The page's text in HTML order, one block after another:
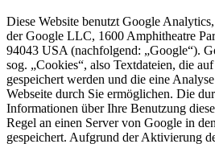
Diese Website benutzt Google
der Google LLC, 1600 Amphitheatre
94043 USA (nachfolgend: „Google“).
sog. „Cookies“, also Textdateien, die
gespeichert werden und die eine
Webseite durch Sie ermöglichen. Die
Informationen über Ihre Benutzung
Regel an einen Server von Google in
gespeichert. Aufgrund der Aktivierung